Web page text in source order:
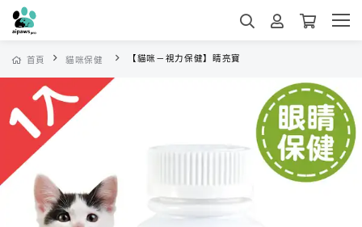
首頁 貓咪保健 【貓咪－視力保健】睛亮寶